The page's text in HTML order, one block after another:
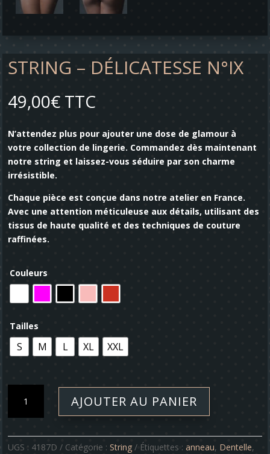
STRING – DÉLICATESSE N°IX
49,00€ TTC
N’attendez plus pour ajouter une dose de glamour à
votre collection de lingerie. Commandez dès maintenant
notre string et laissez-vous séduire par son charme
irrésistible.
Chaque pièce est conçue dans notre atelier en France.
Avec une attention méticuleuse aux détails, utilisant des
tissus de haute qualité et des techniques de couture
raffinées.
Couleurs
Tailles
S M L XL XXL
String
Délicatesse
AJOUTER AU PANIER
UGS : 4187D Catégorie :String Étiquettes :anneau, Dentelle,